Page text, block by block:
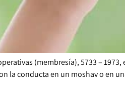
(membresía), 5733 –
la conducta en un moshav o en